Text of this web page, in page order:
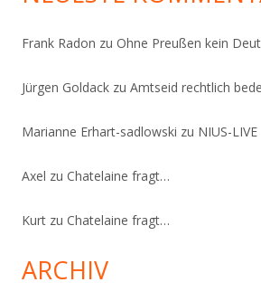
Frank Radon zu Ohne Preußen kein
Jürgen Goldack zu Amtseid rechtlich
Marianne Erhart-sadlowski zu NIUS-LIVE
Axel zu Chatelaine fragt…
Kurt zu Chatelaine fragt…
ARCHIV